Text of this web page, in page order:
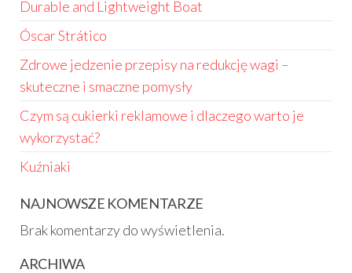
Durable and Lightweight Boat
Óscar Strático
Zdrowe jedzenie przepisy na redukcję wagi –
skuteczne i smaczne pomysły
Czym są cukierki reklamowe i dlaczego warto je
wykorzystać?
Kuźniaki
NAJNOWSZE KOMENTARZE
Brak komentarzy do wyświetlenia.
ARCHIWA